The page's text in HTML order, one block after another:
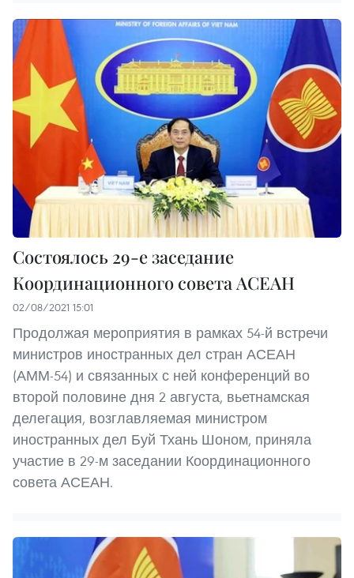
Состоялось 29-е заседание
Координационного совета АСЕАН
02/08/2021 15:01
Продолжая мероприятия в рамках 54-й встречи
министров иностранных дел стран АСЕАН
(АММ-54) и связанных с ней конференций во
второй половине дня 2 августа, вьетнамская
делегация, возглавляемая министром
иностранных дел Буй Тхань Шоном, приняла
участие в 29-м заседании Координационного
совета АСЕАН.